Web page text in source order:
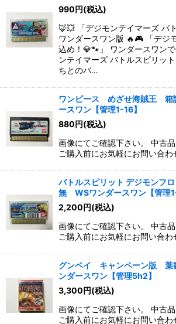
990円(税込)
🦊💥 「デジモンテイマーズ バ
ワンダースワン版 🔥🎮 「デジ
込め！💎🐾」 ワンダースワン
ンテイマーズ バトルスピリッ
ちとのバ…
ワンピース めざせ海賊王
ースワン【管理1-16】
880円(税込)
画像にてご確認下さい。 中古
ご購入前にお気軽にお問い合
バトルスピリット デジモンフ
無 WSワンダースワン【管理1-
2,200円(税込)
画像にてご確認下さい。 中古
ご購入前にお気軽にお問い合
グンペイ キャンペーン版
ンダースワン【管理5h2】
3,300円(税込)
画像にてご確認下さい。 中古
ご購入前にお気軽にお問い合